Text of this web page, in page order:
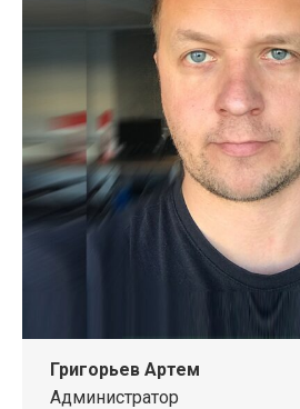
Григорьев Артем
Администратор